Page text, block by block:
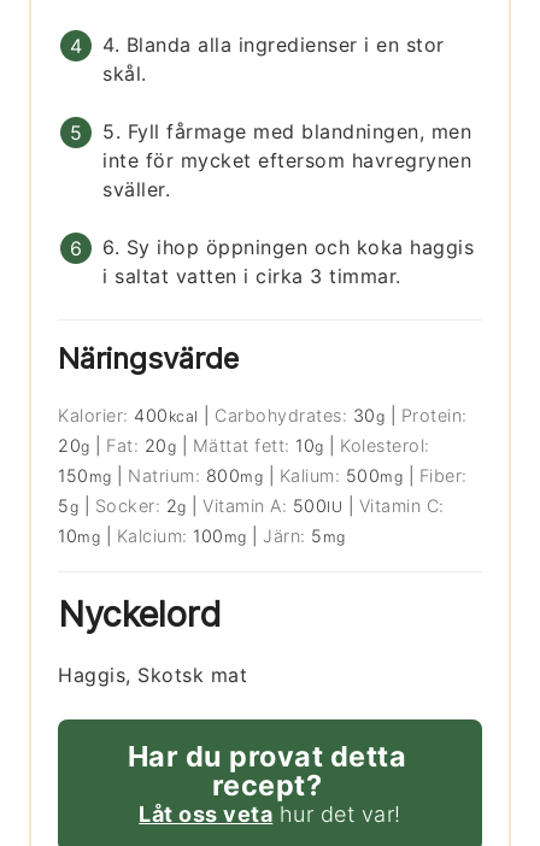
4. Blanda alla ingredienser i en stor
skål.
5. Fyll fårmage med blandningen, men
inte för mycket eftersom havregrynen
sväller.
6. Sy ihop öppningen och koka haggis
i saltat vatten i cirka 3 timmar.
Näringsvärde
Kalorier: 400 kcal Carbohydrates: 30g
Protein:
20g Fat: 20g Mättat fett: 10g
Kolesterol:
150 mg Natrium: 800mg Kalium: 500mg
Fiber:
5g Socker: 2g |Vitamin A: 500IU
Vitamin C:
10mg Kalcium: 100 mg |Järn: 5 mg
Nyckelord
Haggis, Skotsk mat
Har du provat detta
recept?
Låt oss veta hur det var!